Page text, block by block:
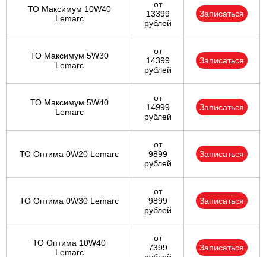
ТО Максимум 10W40
Lemarc
от
13399
рублей
Записаться
ТО Максимум 5W30
Lemarc
от
14399
рублей
Записаться
ТО Максимум 5W40
Lemarc
от
14999
рублей
Записаться
ТО Оптима 0W20 Lemarc
от
9899
рублей
Записаться
ТО Оптима 0W30 Lemarc
от
9899
рублей
Записаться
ТО Оптима 10W40
Lemarc
от
7399
Записаться